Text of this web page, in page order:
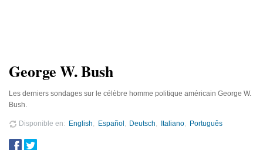
George W. Bush
Les derniers sondages sur le célèbre homme politique américain George W.
Bush.
Disponible en English Español Deutsch Italiano Português